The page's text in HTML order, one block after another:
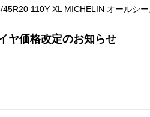
110Y XL MICHELIN オールシ
ヤ価格改定のお知らせ